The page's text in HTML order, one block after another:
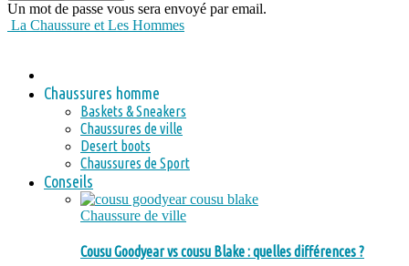
Un mot de passe vous sera envoyé par email.
La Chaussure et Les Hommes
Chaussures homme
Baskets & Sneakers
Chaussures de ville
Desert boots
Chaussures de Sport
Conseils
Chaussure de ville
Cousu Goodyear vs cousu Blake : quelles différences ?